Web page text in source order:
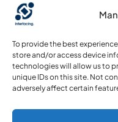
To provide the best
store and/or access device
technologies will allow us to
unique IDs on this site. Not
adversely affect certain